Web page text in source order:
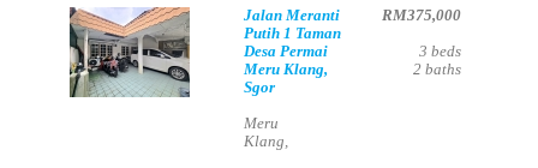
Jalan Meranti
Putih 1 Taman
Desa Permai
Meru Klang,
Sgor
Meru
Klang,
RM375,000
3 beds
2 baths